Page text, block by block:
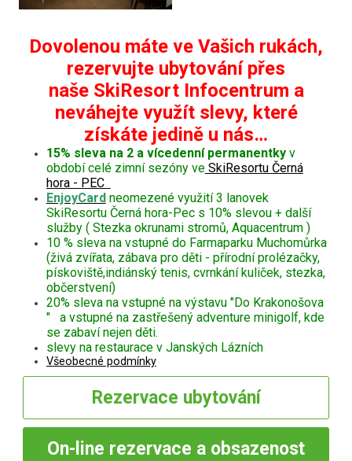
Dovolenou máte ve Vašich rukách,
rezervujte ubytování přes
naše SkiResort Infocentrum a
neváhejte využít slevy, které
získáte jedině u nás…
15% sleva na 2 a vícedenní permanentkyv
období celé zimní sezóny veSkiResortu Černá
hora - PEC
EnjoyCard neomezené využití 3 lanovek
SkiResortu Černá hora-Pec s 10% slevou + další
služby ( Stezka okrunami stromů, Aquacentrum )
10 % sleva na vstupné do Farmaparku Muchomůrka
(živá zvířata, zábava pro děti - přírodní prolézačky,
pískoviště,indiánský tenis, cvrnkání kuliček, stezka,
občerstvení)
20% sleva na vstupné na výstavu "Do Krakonošova
" a vstupné na zastřešený adventure minigolf, kde
se zabaví nejen děti.
slevy na restaurace v Janských Lázních
Všeobecné podmínky
Rezervace ubytování
On-line rezervace a obsazenost